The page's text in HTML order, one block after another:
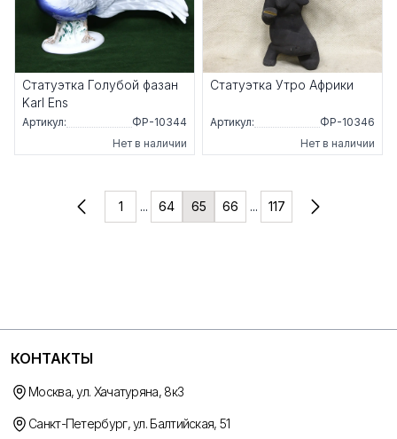
Статуэтка Голубой фазан
Karl Ens
Артикул:
ФР-10344
Нет в наличии
Статуэтка Утро Африки
Артикул:
ФР-10346
Нет в наличии
1 ... 64 65 66 ... 117
КОНТАКТЫ
Москва, ул. Хачатуряна, 8к3
Санкт-Петербург, ул. Балтийская, 51